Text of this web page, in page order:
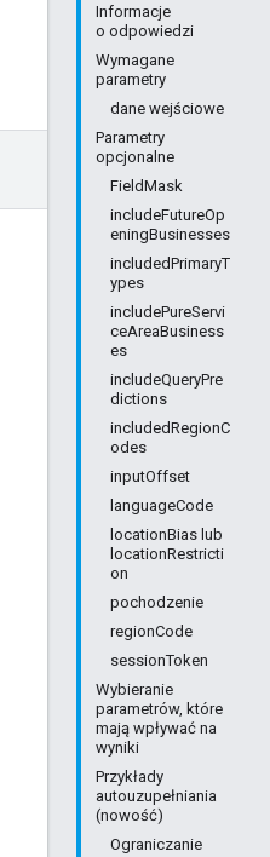
Informacje
o odpowiedzi
Wymagane
parametry
dane wejściowe
Parametry
opcjonalne
FieldMask
includeFutureOp
eningBusinesses
includedPrimaryT
ypes
includePureServi
ceAreaBusiness
es
includeQueryPre
dictions
includedRegionC
odes
inputOffset
languageCode
locationBias lub
locationRestricti
on
pochodzenie
regionCode
sessionToken
Wybieranie
parametrów, które
mają wpływać na
wyniki
Przykłady
autouzupełniania
(nowość)
Ograniczanie